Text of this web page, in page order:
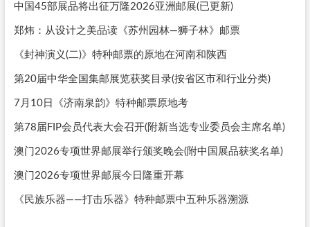
中国45部展品将出征万隆2026亚洲邮展(已更新)
郑炜：从设计之美品读《苏州园林—狮子林》邮票
《封神演义(二)》特种邮票的原地在河南和陕西
第20届中华全国集邮展览获奖目录(按省区市和行业分类)
7月10日《济南泉韵》特种邮票原地考
第78届FIP会员代表大会召开(附新当选专业委员会主席名单)
澳门2026专项世界邮展举行颁奖晚会(附中国展品获奖名单)
澳门2026专项世界邮展今日隆重开幕
《民族乐器——打击乐器》特种邮票中五种乐器溯源